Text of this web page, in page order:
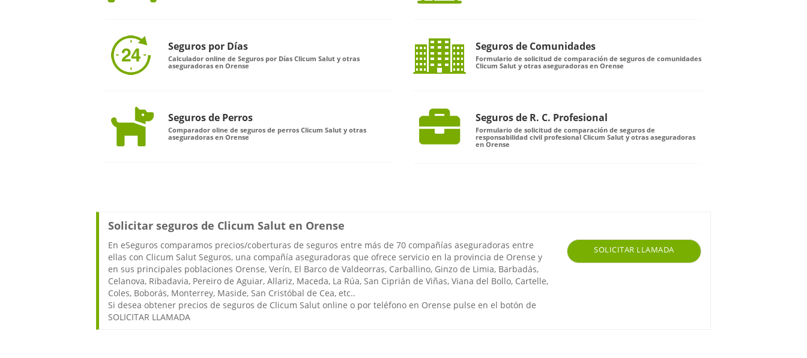
Seguros por Días
Calculador online de Seguros por Días Clicum Salut y otras
aseguradoras en Orense
Seguros de Perros
Comparador oline de seguros de perros Clicum Salut y otras
aseguradoras en Orense
Seguros de Comunidades
Formulario de solicitud de comparación de seguros de comunidades
Clicum Salut y otras aseguradoras en Orense
Seguros de R. C. Profesional
Formulario de solicitud de comparación de seguros de
responsabilidad civil profesional Clicum Salut y otras aseguradoras
en Orense
Solicitar seguros de Clicum Salut en Orense
En eSeguros comparamos precios/coberturas de seguros entre más de 70 compañías aseguradoras entre
ellas con Clicum Salut Seguros, una compañía aseguradoras que ofrece servicio en la provincia de Orense y
en sus principales poblaciones Orense, Verín, El Barco de Valdeorras, Carballino, Ginzo de Limia, Barbadás,
Celanova, Ribadavia, Pereiro de Aguiar, Allariz, Maceda, La Rúa, San Ciprián de Viñas, Viana del Bollo, Cartelle,
Coles, Boborás, Monterrey, Maside, San Cristóbal de Cea, etc..
Si desea obtener precios de seguros de Clicum Salut online o por teléfono en Orense pulse en el botón de
SOLICITAR LLAMADA
SOLICITAR LLAMADA